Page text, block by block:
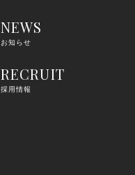
NEWS
お知らせ
RECRUIT
採用情報